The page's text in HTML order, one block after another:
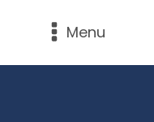
Menu